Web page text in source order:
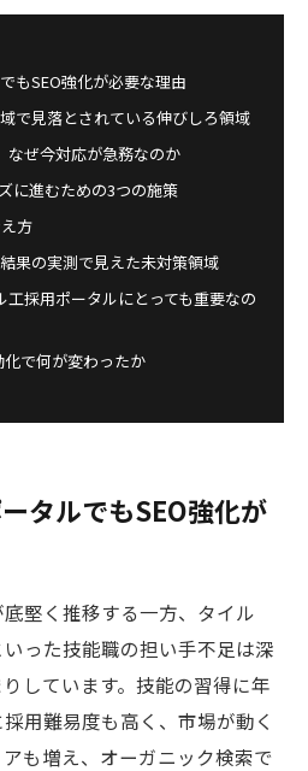
もSEO強化が必要な理由
で見落とされている伸びしろ領域
なぜ今対応が急務なのか
に進むための3つの施策
方
果の実測で見えた未対策領域
工採用ポータルにとっても重要なの
で何が変わったか
タルでもSEO強化が
堅く推移する一方、タイル
った技能職の担い手不足は深
しています。技能の習得に年
用難易度も高く、市場が動く
も増え、オーガニック検索で